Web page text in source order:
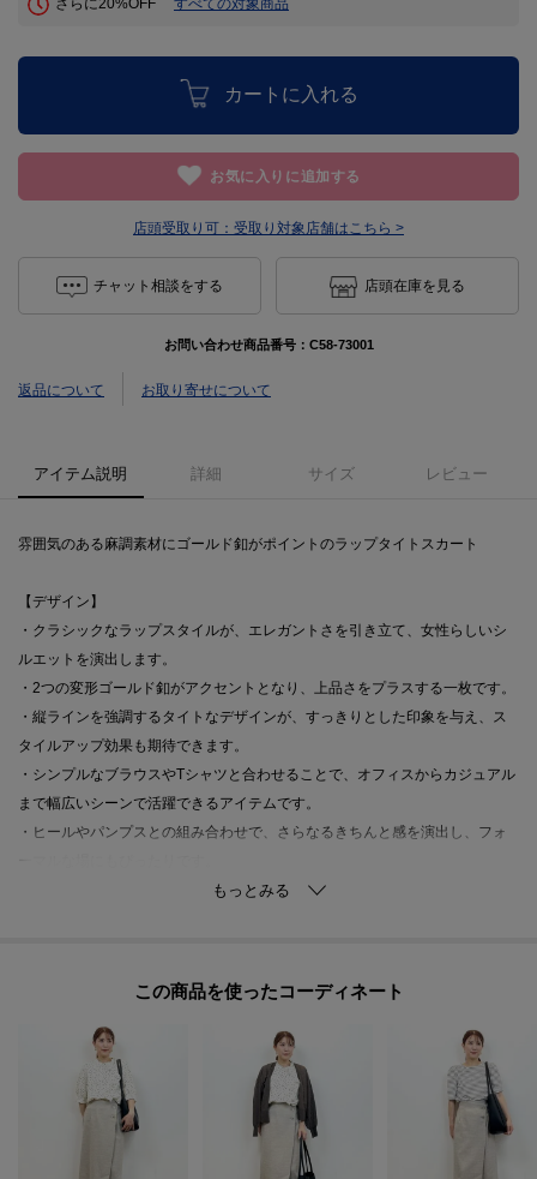
さらに20%OFF すべての対象商品
カートに入れる
お気に入りに追加する
店頭受取り可： 受取り対象店舗はこちら >
チャット相談をする 店頭在庫を見る
お問い合わせ商品番号： C58-73001
返品について お取り寄せについて
アイテム説明 詳細 サイズ レビュー
雰囲気のある麻調素材にゴールド釦がポイントのラップタイトスカート
【デザイン】
・クラシックなラップスタイルが、エレガントさを引き立て、女性らしいシ
ルエットを演出します。
・2つの変形ゴールド釦がアクセントとなり、上品さをプラスする一枚です。
・縦ラインを強調するタイトなデザインが、すっきりとした印象を与え、ス
タイルアップ効果も期待できます。
・シンプルなブラウスやTシャツと合わせることで、オフィスからカジュアル
まで幅広いシーンで活躍できるアイテムです。
・ヒールやパンプスとの組み合わせで、さらなるきちんと感を演出し、フォ
・ジャケットやカーディガンを羽織れば、季節の変わり目にも対応したスタ
・麻調の素材感が、季節感を感じさせる快適な着用感を実現しています。
・イージーアイロン仕様で、忙しいライフスタイルの中でも手間が少なく、
常に美しい状態を保てます。
・マシンウォッシャブル対応なので、日常のお手入れも簡単で、機能性と美
しさを両立しています。
この商品を使った